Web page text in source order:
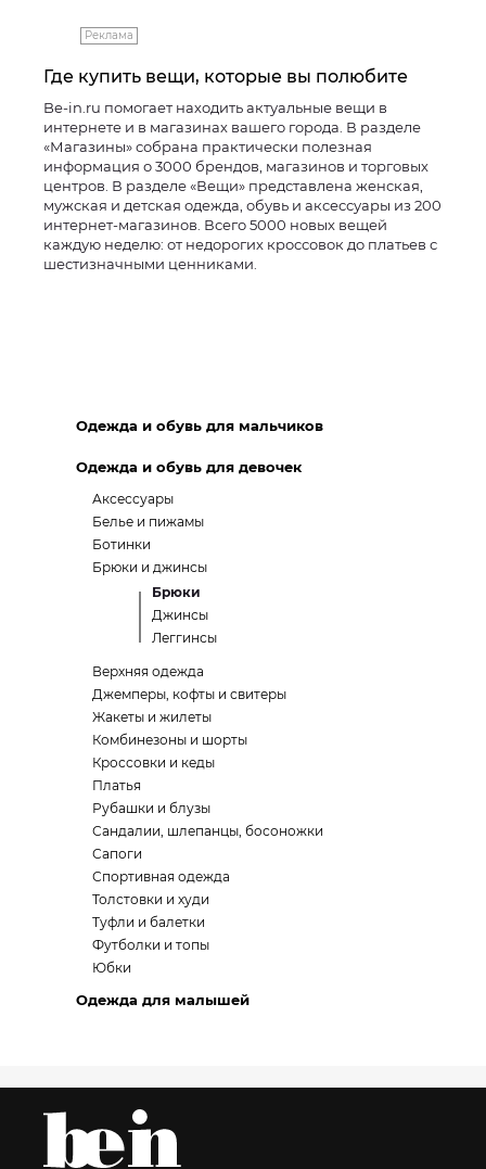
Реклама
Где купить вещи, которые вы полюбите
Be-in.ru помогает находить актуальные вещи в
интернете и в магазинах вашего города. В разделе
«Магазины» собрана практически полезная
информация о 3000 брендов, магазинов и торговых
центров. В разделе «Вещи» представлена женская,
мужская и детская одежда, обувь и аксессуары из 200
интернет-магазинов. Всего 5000 новых вещей
каждую неделю: от недорогих кроссовок до платьев с
шестизначными ценниками.
Одежда и обувь для мальчиков
Одежда и обувь для девочек
Аксессуары
Белье и пижамы
Ботинки
Брюки и джинсы
Брюки
Джинсы
Леггинсы
Верхняя одежда
Джемперы, кофты и свитеры
Жакеты и жилеты
Комбинезоны и шорты
Кроссовки и кеды
Платья
Рубашки и блузы
Сандалии, шлепанцы, босоножки
Сапоги
Спортивная одежда
Толстовки и худи
Туфли и балетки
Футболки и топы
Юбки
Одежда для малышей